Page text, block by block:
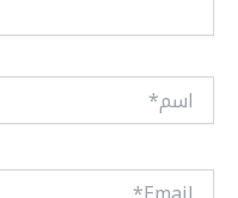
اسم*
Email*